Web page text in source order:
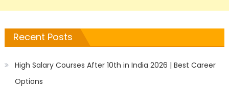
Recent Posts
High Salary Courses After 10th in India 2026 | Best Career
Options